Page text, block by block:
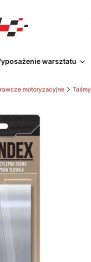
warsztatu
motoryzacyjne